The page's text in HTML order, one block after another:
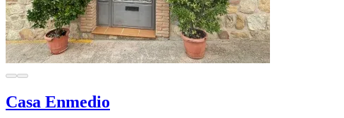
Casa Enmedio